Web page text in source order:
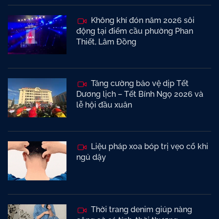
Không khí đón năm 2026 sôi
động tại điểm cầu phường Phan
Thiết, Lâm Đồng
Tăng cường bảo vệ dịp Tết
Dương lịch – Tết Bính Ngọ 2026 và
lễ hội đầu xuân
Liệu pháp xoa bóp trị vẹo cổ khi
ngủ dậy
Thời trang denim giúp nàng